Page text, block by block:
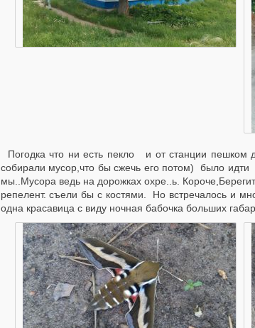
Погодка что ни есть пекло и от станции пешком
собирали мусор,что бы сжечь его потом) было идти
мы..Мусора ведь на дорожках охре..ь.
репелент. съели бы с костями. Но встречалось и
одна красавица с виду ночная бабочка больших